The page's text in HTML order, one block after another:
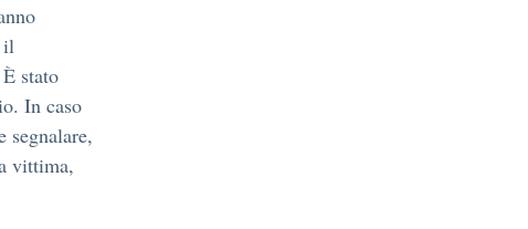
il
stato
In caso
segnalare,
vittima,